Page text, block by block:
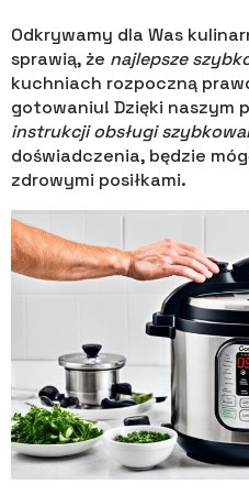
Odkrywamy dla Was
sprawią, że najlepsze
kuchniach rozpoczną
gotowaniu! Dzięki naszym
instrukcji obsługi
doświadczenia, będzie
zdrowymi posiłkami.